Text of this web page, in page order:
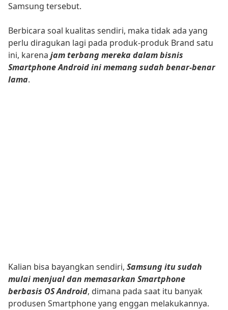
Samsung tersebut.
Berbicara soal kualitas sendiri, maka tidak ada yang
perlu diragukan lagi pada produk-produk Brand satu
ini, karena jam terbang mereka dalam bisnis
Smartphone Android ini memang sudah benar-benar
lama.
Kalian bisa bayangkan sendiri, Samsung itu sudah
mulai menjual dan memasarkan Smartphone
berbasis OS Android, dimana pada saat itu banyak
produsen Smartphone yang enggan melakukannya.